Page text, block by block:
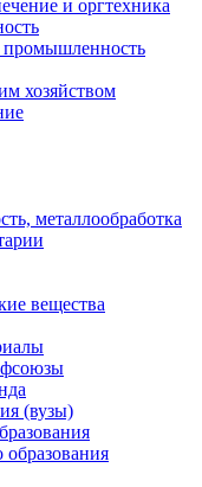
и оргтехника
промышленность
хозяйством
металлообработка
вещества
(вузы)